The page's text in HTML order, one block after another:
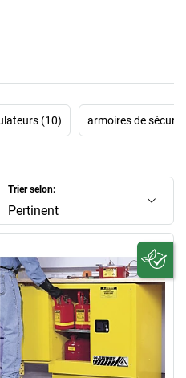
(10) armoires de
Trier selon:
Pertinent